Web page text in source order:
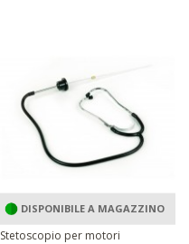
DISPONIBILE A MAGAZZINO
Stetoscopio per motori